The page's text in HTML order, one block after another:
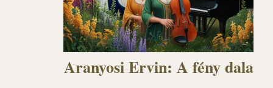
Aranyosi Ervin: A fény dala